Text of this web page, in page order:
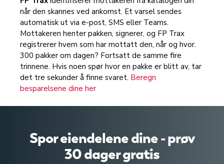
når den skannes ved ankomst. Et varsel sendes
automatisk ut via e-post, SMS eller Teams.
Mottakeren henter pakken, signerer, og FP Trax
registrerer hvem som har mottatt den, når og hvor.
300 pakker om dagen? Fortsatt de samme fire
trinnene. Hvis noen spør hvor en pakke er blitt av, tar
det tre sekunder å finne svaret. Beregn
besparelsene dine her
Spor eiendelene dine - prøv
30 dager gratis